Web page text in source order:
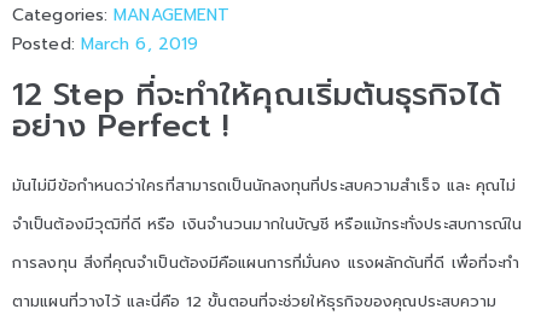
Categories:MANAGEMENT
Posted: March 6, 2019
12 Step ที่จะทำให้คุณเริ่มต้นธุรกิจได้
อย่าง Perfect !
มันไม่มีข้อกำหนดว่าใครที่สามารถเป็นนักลงทุนที่ประสบความสำเร็จ และ คุณไม่
จำเป็นต้องมีวุฒิที่ดี หรือ เงินจำนวนมากในบัญชี หรือแม้กระทั่งประสบการณ์ใน
การลงทุน สิ่งที่คุณจำเป็นต้องมีคือแผนการที่มั่นคง แรงผลักดันที่ดี เพื่อที่จะทำ
ตามแผนที่วางไว้ และนี่คือ 12 ขั้นตอนที่จะช่วยให้ธุรกิจของคุณประสบความ